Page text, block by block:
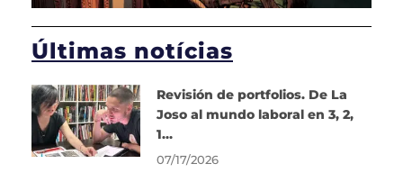
Últimas notícias
Revisión de portfolios. De La
Joso al mundo laboral en 3, 2,
1…
07/17/2026